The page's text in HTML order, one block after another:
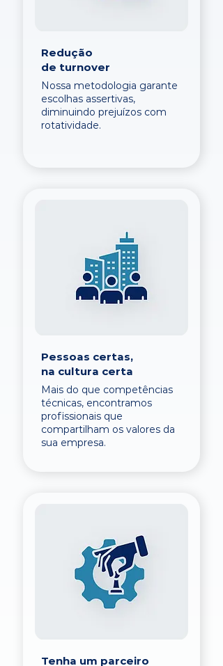
Redução
de turnover
Nossa metodologia garante
escolhas assertivas,
diminuindo prejuízos com
rotatividade.
Pessoas certas,
na cultura certa
Mais do que competências
técnicas, encontramos
profissionais que
compartilham os valores da
sua empresa.
Tenha um parceiro